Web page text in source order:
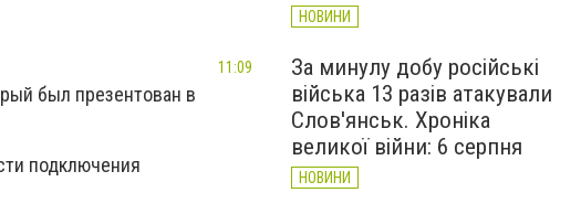
был презентован в
подключения
НОВИНИ
За минулу добу російські
війська 13 разів атакували
Слов'янськ. Хроніка
великої війни: 6 серпня
НОВИНИ
11:09